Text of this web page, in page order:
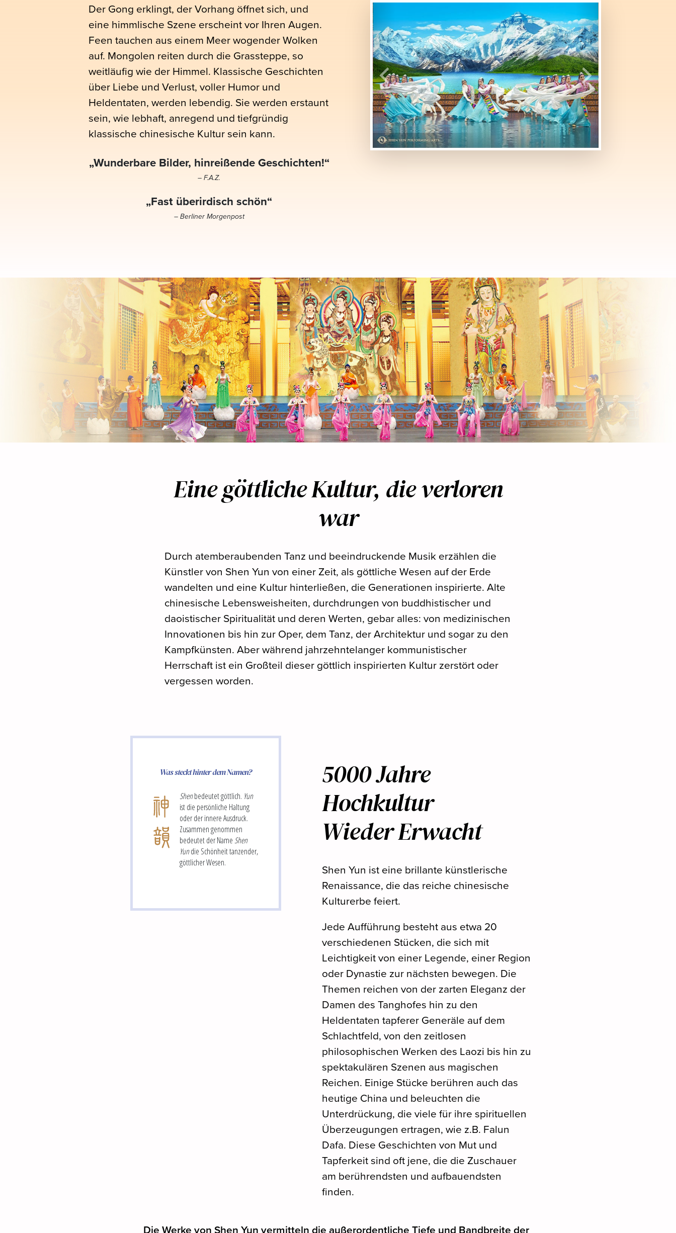
Der Gong erklingt, der Vorhang öffnet sich, und
eine himmlische Szene erscheint vor Ihren Augen.
Feen tauchen aus einem Meer wogender Wolken
auf. Mongolen reiten durch die Grassteppe, so
weitläufig wie der Himmel. Klassische Geschichten
über Liebe und Verlust, voller Humor und
Heldentaten, werden lebendig. Sie werden erstaunt
sein, wie lebhaft, anregend und tiefgründig
klassische chinesische Kultur sein kann.
„Wunderbare Bilder, hinreißende Geschichten!“
– F.A.Z.
„Fast überirdisch schön“
– Berliner Morgenpost
Eine göttliche Kultur, die verloren
war
Durch atemberaubenden Tanz und beeindruckende Musik erzählen die
Künstler von Shen Yun von einer Zeit, als göttliche Wesen auf der Erde
wandelten und eine Kultur hinterließen, die Generationen inspirierte. Alte
chinesische Lebensweisheiten, durchdrungen von buddhistischer und
daoistischer Spiritualität und deren Werten, gebar alles: von medizinischen
Innovationen bis hin zur Oper, dem Tanz, der Architektur und sogar zu den
Kampfkünsten. Aber während jahrzehntelanger kommunistischer
Herrschaft ist ein Großteil dieser göttlich inspirierten Kultur zerstört oder
vergessen worden.
Was steckt hinter dem Namen?
Shenbedeutet göttlich. Yun
ist die persönliche Haltung
oder der innere Ausdruck.
Zusammen genommen
bedeutet der NameShen
Yundie Schönheit tanzender,
göttlicher Wesen.
5000 Jahre
Hochkultur
Wieder Erwacht
Shen Yun ist eine brillante künstlerische
Renaissance, die das reiche chinesische
Kulturerbe feiert.
Jede Aufführung besteht aus etwa 20
verschiedenen Stücken, die sich mit
Leichtigkeit von einer Legende, einer Region
oder Dynastie zur nächsten bewegen. Die
Themen reichen von der zarten Eleganz der
Damen des Tanghofes hin zu den
Heldentaten tapferer Generäle auf dem
Schlachtfeld, von den zeitlosen
philosophischen Werken des Laozi bis hin zu
spektakulären Szenen aus magischen
Reichen. Einige Stücke berühren auch das
heutige China und beleuchten die
Unterdrückung, die viele für ihre spirituellen
Überzeugungen ertragen, wie z.B. Falun
Dafa. Diese Geschichten von Mut und
Tapferkeit sind oft jene, die die Zuschauer
am berührendsten und aufbauendsten
finden.
Die Werke von Shen Yun vermitteln die außerordentliche Tiefe und Bandbreite der